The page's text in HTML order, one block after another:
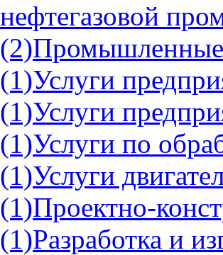
нефтегазовой
(2)Промышленные
(1)Услуги
(1)Услуги
(1)Услуги по
(1)Услуги
(1)Проектно-
(1)Разработка и